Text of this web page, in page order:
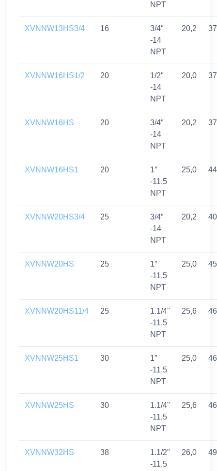
NPT
XVNNW13HS3/4 16
3/4″
-14
NPT
20,2
XVNNW16HS1/2 20
1/2″
-14
NPT
20,0
XVNNW16HS 20
3/4″
-14
NPT
20,2
XVNNW16HS1 20
1″
-11,5
NPT
25,0
XVNNW20HS3/4 25
3/4″
-14
NPT
20,2
XVNNW20HS 25
1″
-11,5
NPT
25,0
XVNNW20HS11/4 25
1.1/4"
-11,5
NPT
25,6
XVNNW25HS1 30
1″
-11,5
NPT
25,0
XVNNW25HS 30
1.1/4"
-11,5
NPT
25,6
XVNNW32HS 38
1.1/2"
-11,5
26,0